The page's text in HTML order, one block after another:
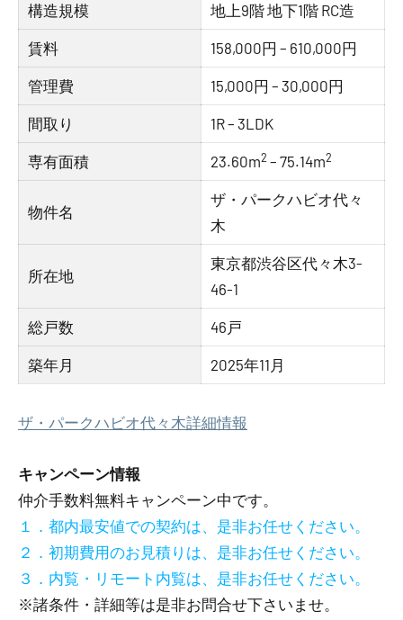
構造規模 地上9階 地下1階 RC造
賃料 158,000円 – 610,000円
管理費 15,000円 – 30,000円
間取り 1R – 3LDK
専有面積 23.60m2 – 75.14m2
物件名
ザ・パークハビオ代々
木
所在地
東京都渋谷区代々木3-
46-1
総戸数 46戸
築年月 2025年11月
ザ・パークハビオ代々木詳細情報
キャンペーン情報
仲介手数料無料キャンペーン中です。
１．都内最安値での契約は、是非お任せください。
２．初期費用のお見積りは、是非お任せください。
３．内覧・リモート内覧は、是非お任せください。
※諸条件・詳細等は是非お問合せ下さいませ。